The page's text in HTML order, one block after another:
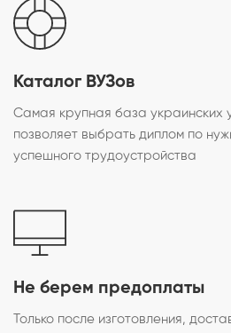
Каталог ВУЗов
Самая крупная база украинских
позволяет выбрать диплом по
успешного трудоустройства
Не берем предоплаты
Только после изготовления,